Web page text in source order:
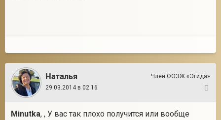
Наталья
Член ООЗЖ «Эгида»
29.03.2014 в 02:16
Minutka, , У вас так плохо получится или вообще